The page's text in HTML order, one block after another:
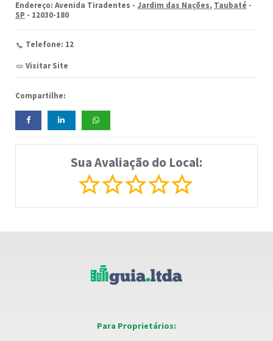
Endereço: Avenida Tiradentes - Jardim das Nações, Taubaté -
SP - 12030-180
Telefone: 12
Visitar Site
Compartilhe:
Sua Avaliação do Local:
Para Proprietários: